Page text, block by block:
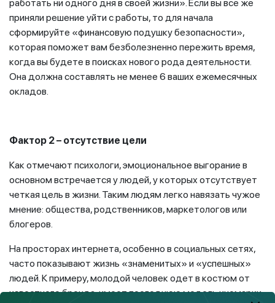
работать ни одного дня в своей жизни». Если вы все же
приняли решение уйти с работы, то для начала
сформируйте «финансовую подушку безопасности»,
которая поможет вам безболезненно пережить время,
когда вы будете в поисках нового рода деятельности.
Она должна составлять не менее 6 ваших ежемесячных
окладов.
Фактор 2 – отсутствие цели
Как отмечают психологи, эмоциональное выгорание в
основном встречается у людей, у которых отсутствует
четкая цель в жизни. Таким людям легко навязать чужое
мнение: общества, родственников, маркетологов или
блогеров.
На просторах интернета, особенно в социальных сетях,
часто показывают жизнь «знаменитых» и «успешных»
людей. К примеру, молодой человек одет в костюм от
известного бренда, имеет последнюю модель иномарки,